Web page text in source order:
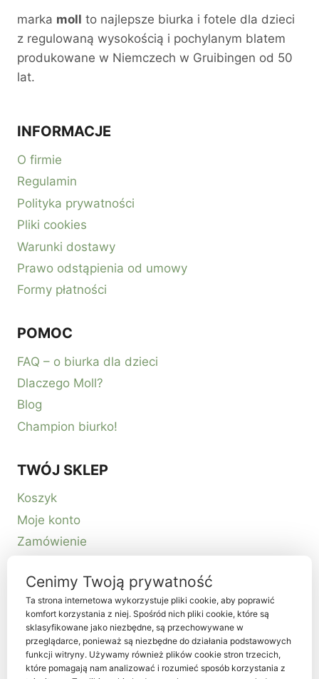
marka moll to najlepsze biurka i fotele dla dzieci
z regulowaną wysokością i pochylanym blatem
produkowane w Niemczech w Gruibingen od 50
lat.
INFORMACJE
O firmie
Regulamin
Polityka prywatności
Pliki cookies
Warunki dostawy
Prawo odstąpienia od umowy
Formy płatności
POMOC
FAQ – o biurka dla dzieci
Dlaczego Moll?
Blog
Champion biurko!
TWÓJ SKLEP
Koszyk
Moje konto
Zamówienie
Cenimy Twoją prywatność
Ta strona internetowa wykorzystuje pliki cookie, aby poprawić
komfort korzystania z niej. Spośród nich pliki cookie, które są
sklasyfikowane jako niezbędne, są przechowywane w
przeglądarce, ponieważ są niezbędne do działania podstawowych
funkcji witryny. Używamy również plików cookie stron trzecich,
które pomagają nam analizować i rozumieć sposób korzystania z